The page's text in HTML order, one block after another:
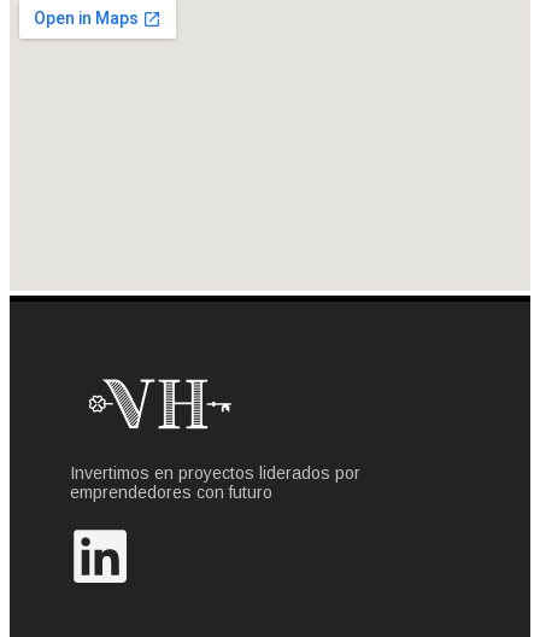
Invertimos en proyectos liderados por
emprendedores con futuro